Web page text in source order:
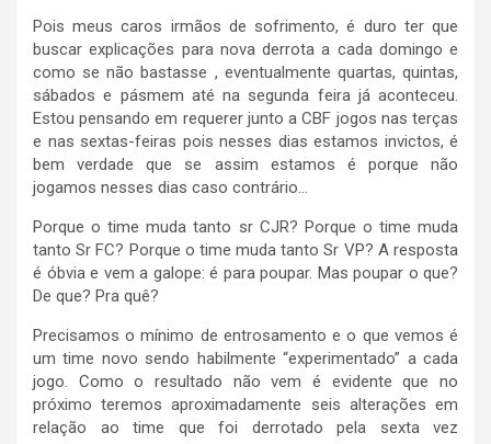
Pois meus caros irmãos de sofrimento, é duro ter que
buscar explicações para nova derrota a cada domingo e
como se não bastasse , eventualmente quartas, quintas,
sábados e pásmem até na segunda feira já aconteceu.
Estou pensando em requerer junto a CBF jogos nas terças
e nas sextas-feiras pois nesses dias estamos invictos, é
bem verdade que se assim estamos é porque não
jogamos nesses dias caso contrário…
Porque o time muda tanto sr CJR? Porque o time muda
tanto Sr FC? Porque o time muda tanto Sr VP? A resposta
é óbvia e vem a galope: é para poupar. Mas poupar o que?
De que? Pra quê?
Precisamos o mínimo de entrosamento e o que vemos é
um time novo sendo habilmente “experimentado” a cada
jogo. Como o resultado não vem é evidente que no
próximo teremos aproximadamente seis alterações em
relação ao time que foi derrotado pela sexta vez